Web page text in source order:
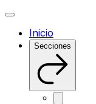
Inicio
Secciones